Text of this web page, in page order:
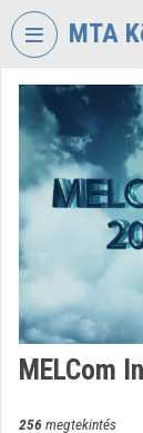
Fejléc kihagyása
MTA
VIDEO
MAGYAR
TUDOMÁNYOS
AKADÉMIA
KÖNYVTÁRA
Intézményi
Bejelentkezés
Intézményi
Kategóriák
MELCom
256 megtekintés